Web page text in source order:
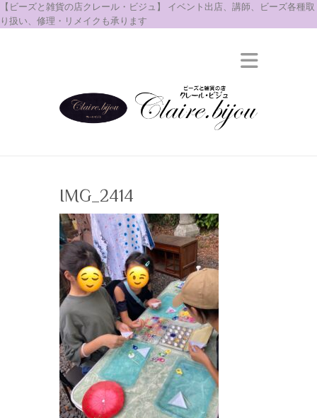
【ビーズと雑貨の店クレール・ビジュ】 イベント出店、講師、ビーズ各種取
り扱い、修理・リメイクも承ります
IMG_2414